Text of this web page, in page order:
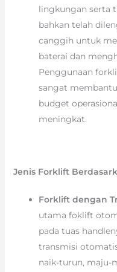
lingkungan serta
bahkan telah
canggih untuk
baterai dan
Penggunaan
sangat
budget
meningkat.
Jenis Forklift
Forklift dengan
utama foklift
pada tuas
transmisi
naik-turun, maju-